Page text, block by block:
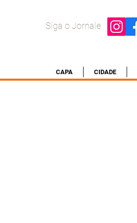
Siga o Jornale
CAPA CIDADE